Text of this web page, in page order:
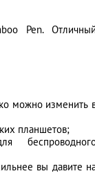
Pen.
можно изменить
планшетов;
вы давите